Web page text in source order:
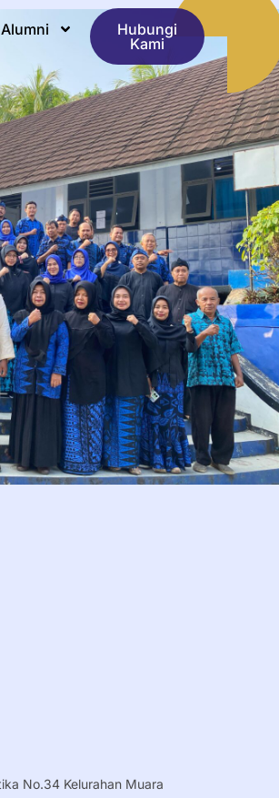
Alumni
Hubungi
Kami
No.34 Kelurahan Muara